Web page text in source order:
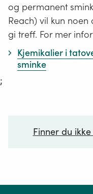
og permanent
Reach) vil kun
gi treff. For mer
Kjemikalier i
sminke
;
Finner du